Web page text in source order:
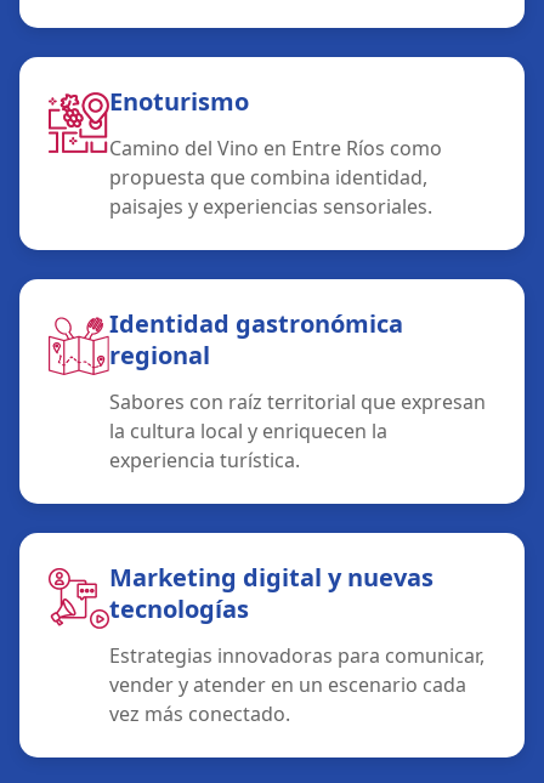
Enoturismo
Camino del Vino en Entre Ríos como
propuesta que combina identidad,
paisajes y experiencias sensoriales.
Identidad gastronómica
regional
Sabores con raíz territorial que expresan
la cultura local y enriquecen la
experiencia turística.
Marketing digital y nuevas
tecnologías
Estrategias innovadoras para comunicar,
vender y atender en un escenario cada
vez más conectado.